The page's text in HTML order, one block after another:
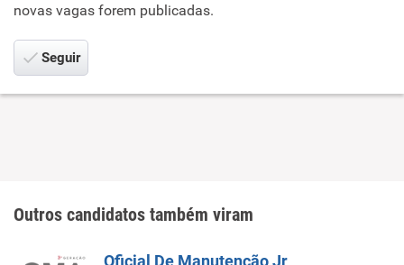
novas vagas forem publicadas.
Seguir
Outros candidatos também viram
Oficial De Manutenção Jr